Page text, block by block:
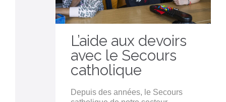
L’aide aux devoirs
avec le Secours
catholique
Depuis des années, le Secours